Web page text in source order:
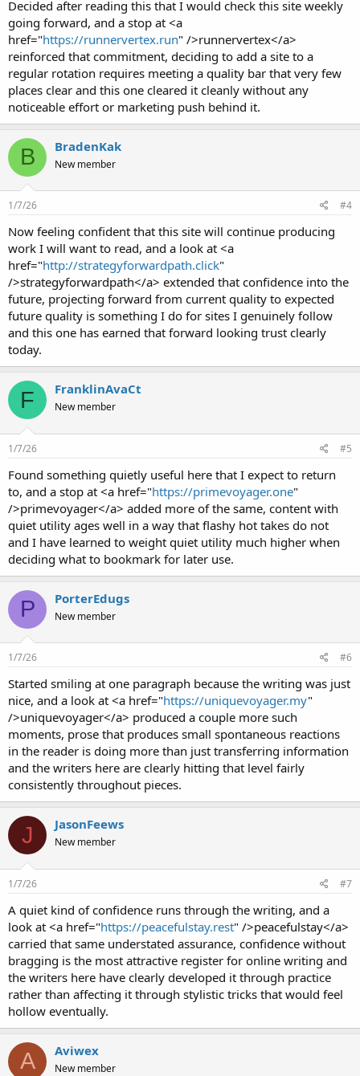
Decided after reading this that I would check this site weekly
going forward, and a stop at <a
href="https://runnervertex.run" />runnervertex</a>
reinforced that commitment, deciding to add a site to a
regular rotation requires meeting a quality bar that very few
places clear and this one cleared it cleanly without any
noticeable effort or marketing push behind it.
B BradenKak
New member
1/7/26 #4
Now feeling confident that this site will continue producing
work I will want to read, and a look at <a
href="http://strategyforwardpath.click"
/>strategyforwardpath</a> extended that confidence into the
future, projecting forward from current quality to expected
future quality is something I do for sites I genuinely follow
and this one has earned that forward looking trust clearly
today.
F FranklinAvaCt
New member
1/7/26 #5
Found something quietly useful here that I expect to return
to, and a stop at <a href="https://primevoyager.one"
/>primevoyager</a> added more of the same, content with
quiet utility ages well in a way that flashy hot takes do not
and I have learned to weight quiet utility much higher when
deciding what to bookmark for later use.
P PorterEdugs
New member
1/7/26 #6
Started smiling at one paragraph because the writing was just
nice, and a look at <a href="https://uniquevoyager.my"
/>uniquevoyager</a> produced a couple more such
moments, prose that produces small spontaneous reactions
in the reader is doing more than just transferring information
and the writers here are clearly hitting that level fairly
consistently throughout pieces.
J JasonFeews
New member
1/7/26 #7
A quiet kind of confidence runs through the writing, and a
look at <a href="https://peacefulstay.rest" />peacefulstay</a>
carried that same understated assurance, confidence without
bragging is the most attractive register for online writing and
the writers here have clearly developed it through practice
rather than affecting it through stylistic tricks that would feel
hollow eventually.
A Aviwex
New member